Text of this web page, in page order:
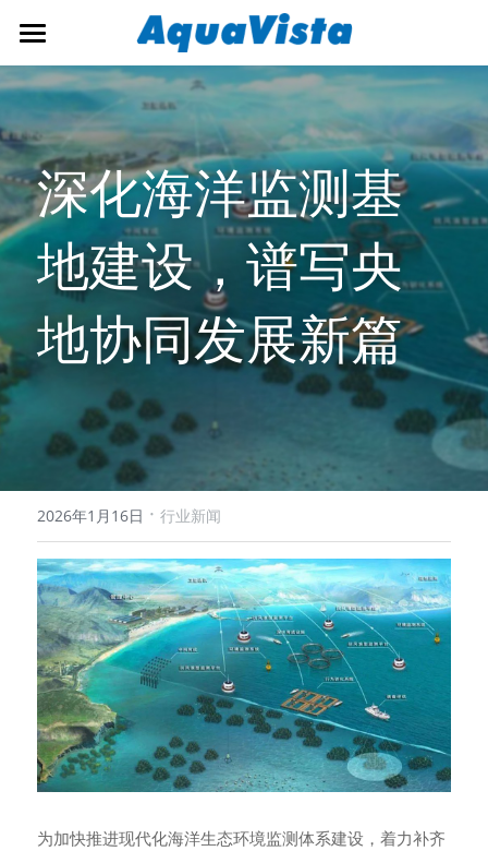
首页
公司概况
解决方案
生态环境监测
预警监测
大数据应用
海事产品
新闻资讯
公司新闻
行业新闻
招贤纳士
联系我们
简体中文
English
深化海洋监测基
地建设，谱写央
地协同发展新篇
2026年1月16日 · 行业新闻
为加快推进现代化海洋生态环境监测体系建设，着力补齐